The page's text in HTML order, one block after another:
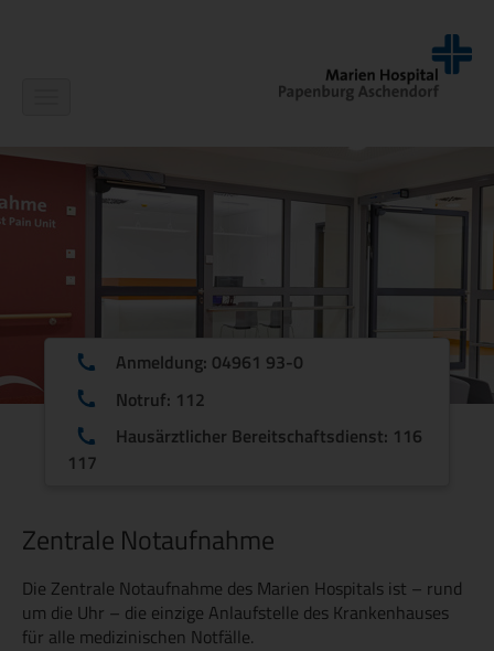
Anmeldung: 04961 93-0
Notruf: 112
Hausärztlicher Bereitschaftsdienst: 116
117
Zentrale Notaufnahme
Die Zentrale Notaufnahme des Marien Hospitals ist – rund
um die Uhr – die einzige Anlaufstelle des Krankenhauses
für alle medizinischen Notfälle.